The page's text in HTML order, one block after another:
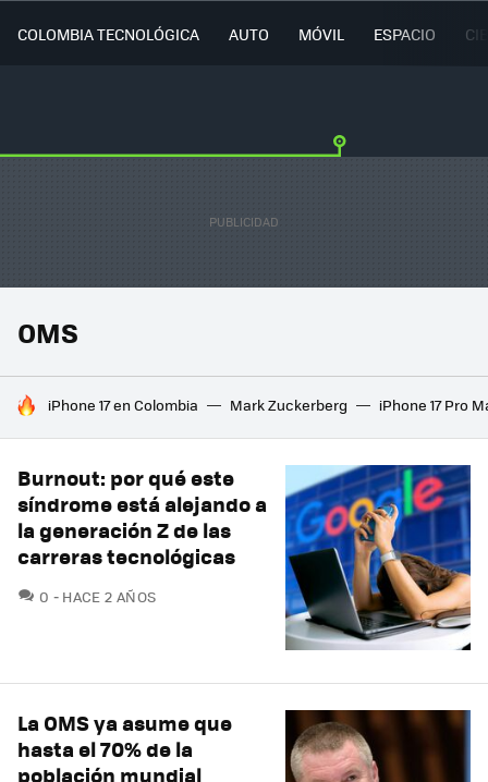
COLOMBIA TECNOLÓGICA AUTO MÓVIL ESPACIO
OMS
HOY SE HABLA DE
iPhone 17 en Colombia Mark Zuckerberg iPhone 17 Pro
Burnout: por qué este
síndrome está alejando a
la generación Z de las
carreras tecnológicas
0 COMENTARIOS
HACE 2 AÑOS
La OMS ya asume que
hasta el 70% de la
población mundial